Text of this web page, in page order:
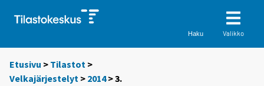
Haku Valikko
Etusivu > Tilastot >
Velkajärjestelyt > 2014>3.